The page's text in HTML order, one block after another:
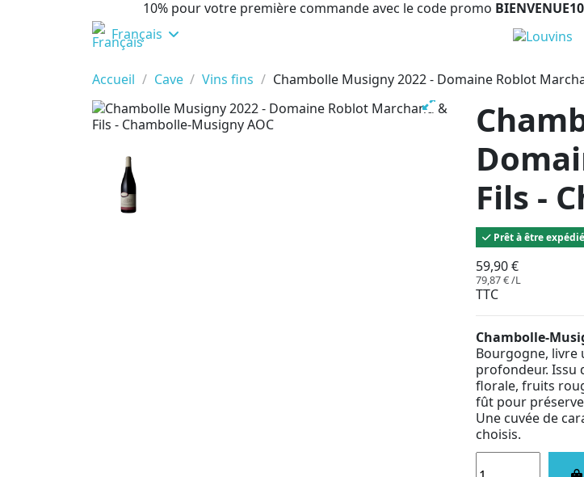
10% pour votre première commande avec le code promo BIENVENUE10
Français
Accueil
Cave Vins fins Chambolle Musigny 2022 - Domaine Roblot
Fils -
Prêt à être expédié
59,90 €
79,87 € /L
TTC
Chambolle-
Bourgogne, livre
profondeur. Issu
florale, fruits
fût pour
Une cuvée de
choisis.